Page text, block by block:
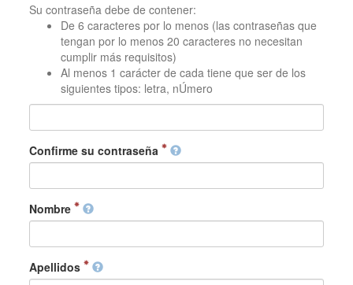
Su contraseña debe de contener:
De 6 caracteres por lo menos (las contraseñas que
tengan por lo menos 20 caracteres no necesitan
cumplir más requisitos)
Al menos 1 carácter de cada tiene que ser de los
siguientes tipos: letra, nÚmero
Confirme su contraseña
Nombre
Apellidos